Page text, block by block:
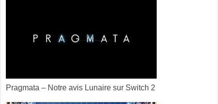
Pragmata – Notre avis Lunaire sur Switch 2